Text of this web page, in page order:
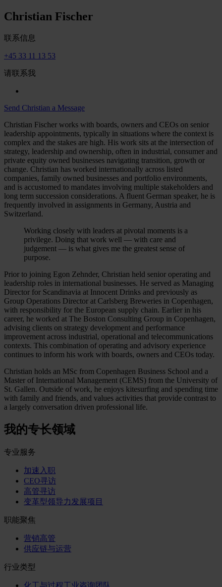
Christian Fischer
联系信息
+45 33 11 13 53
请联系我
Send Christian a Message
Christian Fischer works with boards, owners and CEOs on senior
leadership appointments, typically in situations where the context is
complex and the stakes are high. His work sits at the intersection of
strategy, leadership and ownership, often in industrial, consumer and
private equity owned businesses navigating transition, growth or
change. Christian has worked internationally across listed
companies, family owned businesses and portfolio environments,
and is accustomed to mandates involving multiple stakeholders and
long term succession considerations. A fluent German speaker, he is
frequently involved in assignments in Germany, Austria and
Switzerland.
Working closely with leaders at pivotal moments is a
privilege. Doing that work well — with care and
judgement — is what gives me the greatest sense of
purpose.
Prior to joining Egon Zehnder, Christian held senior operating and
leadership roles in international businesses. He served as Managing
Director for Scandinavia at Innocent Drinks and previously as
Group Operations Director at Carlsberg Breweries in Copenhagen,
with responsibility for the European supply chain. Earlier in his
career, he worked at The Boston Consulting Group in Copenhagen,
advising clients on strategy development and performance
improvement across industrial, operational and telecommunications
contexts. This combination of operating and advisory experience
continues to inform his work with boards, owners and CEOs today.
Christian holds an MSc from Copenhagen Business School and a
Master of International Management (CEMS) from the University of
St. Gallen. Outside of work, he enjoys kitesurfing and spending time
with family and friends, and values activities that provide contrast to
a largely conversation driven professional life.
我的专长领域
专业服务
加速入职
CEO寻访
高管寻访
变革型领导力发展项目
职能聚焦
营销高管
供应链与运营
行业类型
化工与过程工业咨询团队